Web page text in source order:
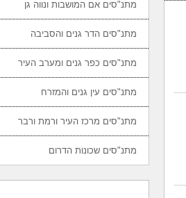
מתנ"סים אם המושבות ונווה גן
מתנ"סים הדר גנים והסביבה
מתנ"סים כפר גנים ומערב העיר
מתנ"סים עין גנים והמזרח
מתנ"סים מרכז העיר ורמת ורבר
מתנ"סים שכונות הדרום